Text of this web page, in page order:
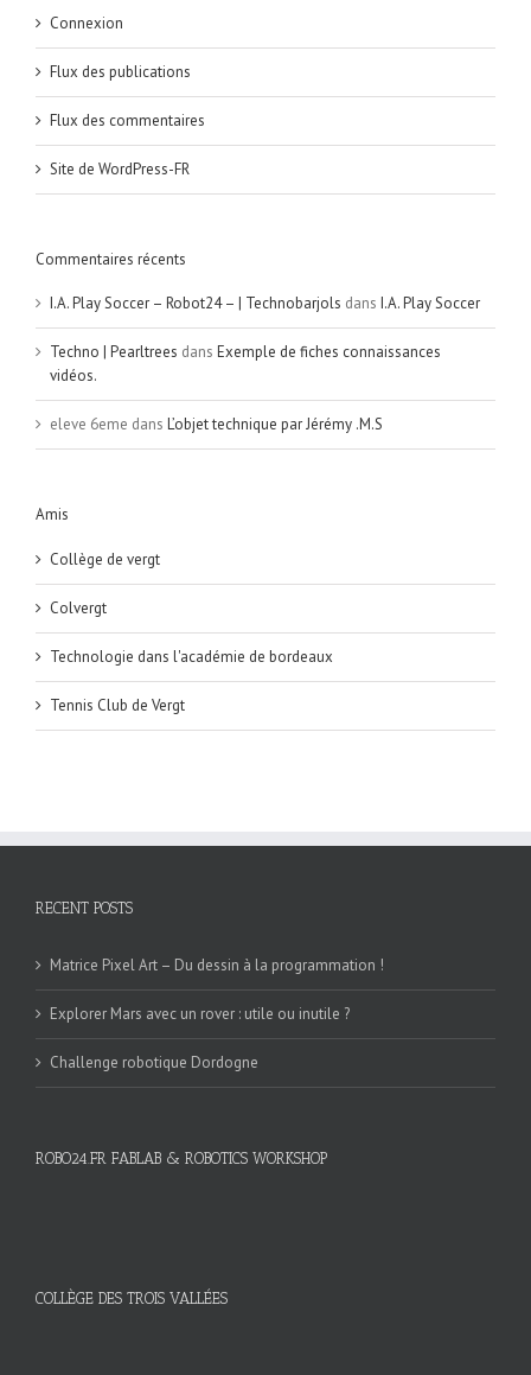
Connexion
Flux des publications
Flux des commentaires
Site de WordPress-FR
Commentaires récents
I.A. Play Soccer – Robot24 – | Technobarjols dans I.A. Play Soccer
Techno | Pearltrees dans Exemple de fiches connaissances
vidéos.
eleve 6eme dans L’objet technique par Jérémy .M.S
Amis
Collège de vergt
Colvergt
Technologie dans l'académie de bordeaux
Tennis Club de Vergt
RECENT POSTS
Matrice Pixel Art – Du dessin à la programmation !
Explorer Mars avec un rover : utile ou inutile ?
Challenge robotique Dordogne
ROBO24.FR FABLAB & ROBOTICS WORKSHOP
COLLÈGE DES TROIS VALLÉES